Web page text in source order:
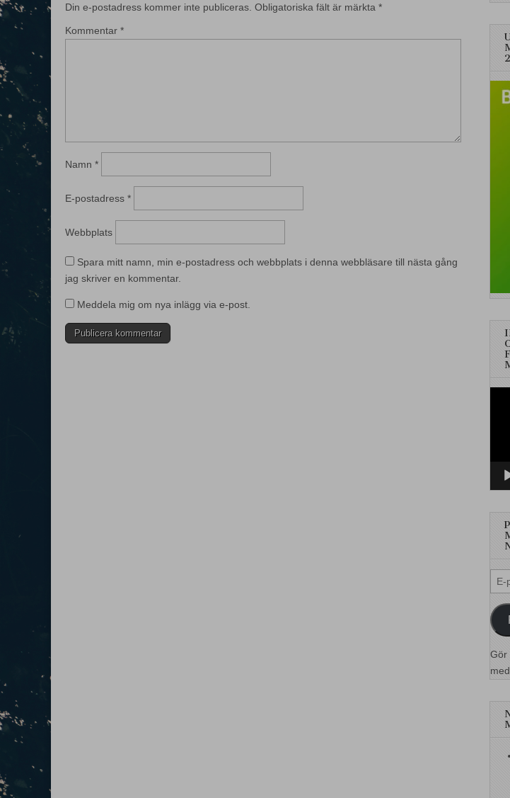
Din e-postadress kommer inte publiceras. Obligatoriska fält är märkta *
Kommentar *
Namn *
E-postadress *
Webbplats
Spara mitt namn, min e-postadress och webbplats i denna webbläsare till nästa gång
jag skriver en kommentar.
Meddela mig om nya inlägg via e-post.
E-
Gör